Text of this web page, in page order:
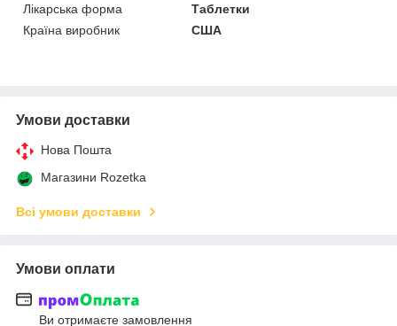
Лікарська форма
Таблетки
Країна виробник
США
Умови доставки
Нова Пошта
Магазини Rozetka
Всі умови доставки
Умови оплати
Ви отримаєте замовлення